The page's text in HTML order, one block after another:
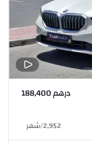
درهم 188,400
2,952
/شهر